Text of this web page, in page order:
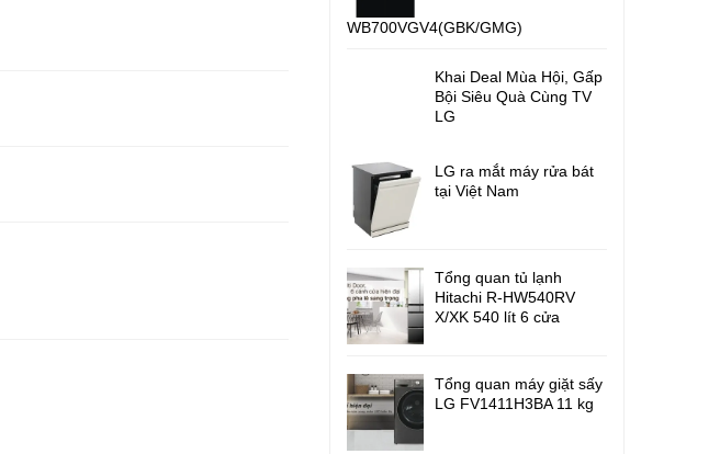
WB700VGV4(GBK/GMG)
Khai Deal Mùa Hội, Gấp
Bội Siêu Quà Cùng TV
LG
LG ra mắt máy rửa bát
tại Việt Nam
Tổng quan tủ lạnh
Hitachi R-HW540RV
X/XK 540 lít 6 cửa
Tổng quan máy giặt sấy
LG FV1411H3BA 11 kg